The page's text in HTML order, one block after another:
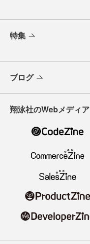
特集
ブログ
翔泳社のWebメディア